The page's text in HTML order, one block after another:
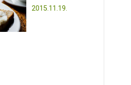
2015.11.19.